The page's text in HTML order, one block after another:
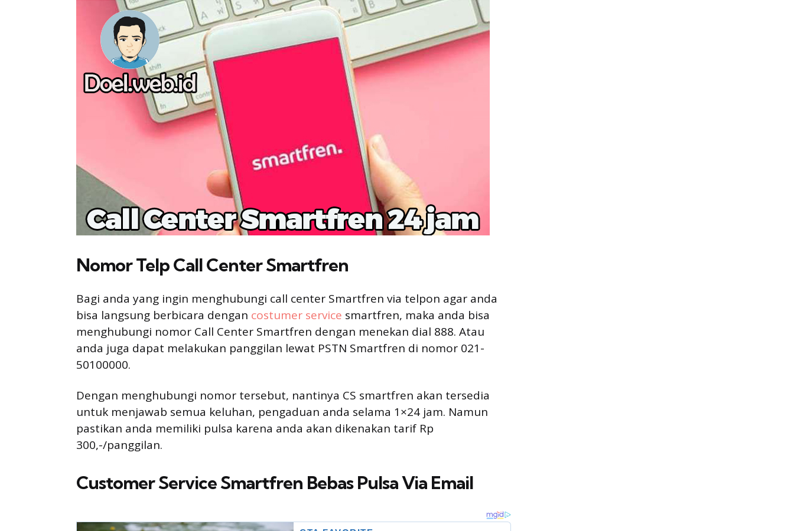
Nomor Telp Call Center Smartfren
Bagi anda yang ingin menghubungi call center Smartfren via telpon agar anda
bisa langsung berbicara dengan costumer service smartfren, maka anda bisa
menghubungi nomor Call Center Smartfren dengan menekan dial 888. Atau
anda juga dapat melakukan panggilan lewat PSTN Smartfren di nomor 021-
50100000.
Dengan menghubungi nomor tersebut, nantinya CS smartfren akan tersedia
untuk menjawab semua keluhan, pengaduan anda selama 1×24 jam. Namun
pastikan anda memiliki pulsa karena anda akan dikenakan tarif Rp
300,-/panggilan.
Customer Service Smartfren Bebas Pulsa Via Email